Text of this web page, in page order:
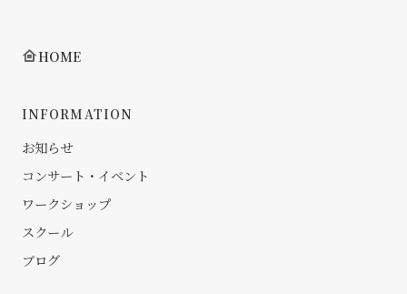
HOME
INFORMATION
お知らせ
コンサート・イベント
ワークショップ
スクール
ブログ